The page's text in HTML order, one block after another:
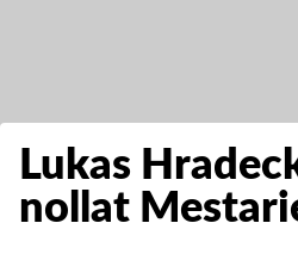
Lukas
nollat